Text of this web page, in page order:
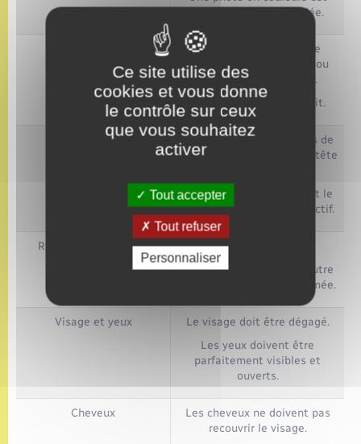
fortement recommandée.
Le fond doit être uni, de
couleur claire (bleu clair ou
gris clair par exemple).
Le fond blanc est interdit.
La tête doit être nue (pas de
chapeau, foulard ou serre-tête
La tête doit être droite et le
visage dirigé face à l'objectif.
Regard et expression
Il faut fixer l'objectif.
L'expression doit être neutre
et la bouche doit être fermée.
Visage et yeux
Le visage doit être dégagé.
Les yeux doivent être
parfaitement visibles et
ouverts.
Cheveux
Les cheveux ne doivent pas
recouvrir le visage.
Ce site utilise des
cookies et vous donne
le contrôle sur ceux
que vous souhaitez
activer
Tout accepter
Tout refuser
Personnaliser